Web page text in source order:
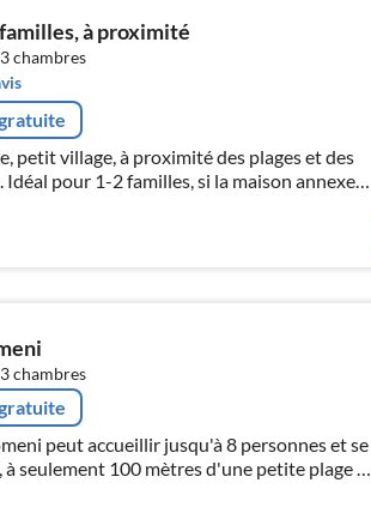
à proximité
3chambres
petit village, à proximité des plages et des
Idéal pour 1-2 familles, si la maison annexe
3chambres
peut accueillir jusqu'à 8 personnes et se
seulement 100 mètres d'une petite plage de